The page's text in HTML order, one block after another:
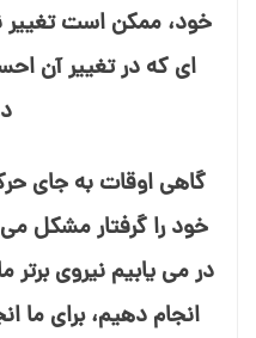
خود، ممکن است تغییر
ای که در تغییر آن
گاهی اوقات به جای
خود را گرفتار مشکل
در می⁯ یابیم نیروی برتر
انجام دهیم، برای